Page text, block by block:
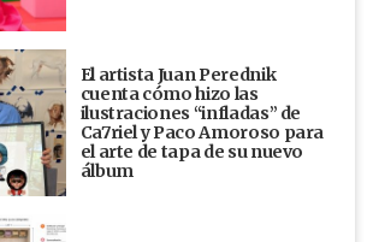
El artista Juan Perednik
cuenta cómo hizo las
ilustraciones “infladas” de
Ca7riel y Paco Amoroso para
el arte de tapa de su nuevo
álbum